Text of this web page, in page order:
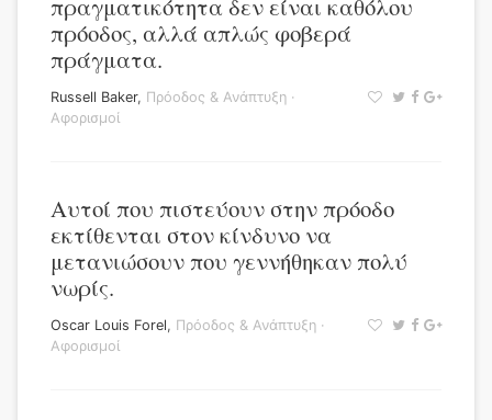
πραγματικότητα δεν είναι καθόλου
πρόοδος, αλλά απλώς φοβερά
πράγματα.
Russell Baker, Πρόοδος & Ανάπτυξη ·
Αφορισμοί
Αυτοί που πιστεύουν στην πρόοδο
εκτίθενται στον κίνδυνο να
μετανιώσουν που γεννήθηκαν πολύ
νωρίς.
Oscar Louis Forel, Πρόοδος & Ανάπτυξη ·
Αφορισμοί